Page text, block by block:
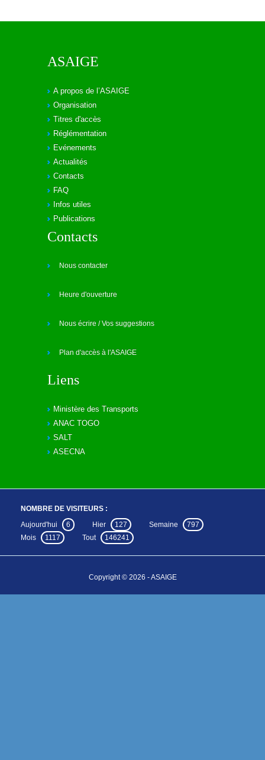
ASAIGE
A propos de l’ASAIGE
Organisation
Titres d'accès
Réglémentation
Evénements
Actualités
Contacts
FAQ
Infos utiles
Publications
Contacts
Nous contacter
Heure d'ouverture
Nous écrire / Vos suggestions
Plan d'accès à l'ASAIGE
Liens
Ministère des Transports
ANAC TOGO
SALT
ASECNA
NOMBRE DE VISITEURS :
Aujourd'hui
6 Hier 127 Semaine
797
Mois
1117 Tout 146241
Copyright © 2026 - ASAIGE